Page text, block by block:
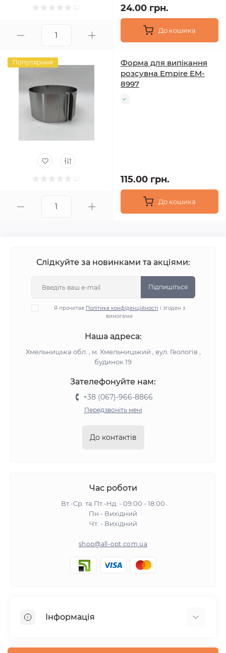
24.00 грн.
До кошика
Популярний
Форма для випікання
розсувна Empire EM-
8997
115.00 грн.
До кошика
Слідкуйте за новинками та акціями:
Підпишіться
Я прочитав Політика конфіденційності і згоден з
вимогами
Наша адреса:
Хмельницька обл. , м. Хмельницький , вул. Геологів ,
будинок 19
Зателефонуйте нам:
+38 (067)-966-8866
Передзвоніть мені
До контактів
Час роботи
Вт.-Ср. та Пт.-Нд. - 09:00 - 18:00
Пн - Вихідний
Чт. - Вихідний
shop@all-opt.com.ua
Інформація